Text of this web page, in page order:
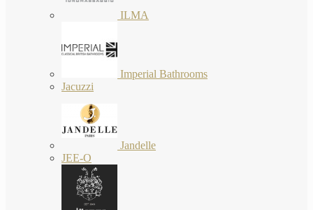
ILMA
Imperial Bathrooms
Jacuzzi
Jandelle
JEE-O